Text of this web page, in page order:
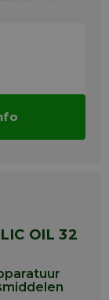
Cibus
,
van
OIL 32